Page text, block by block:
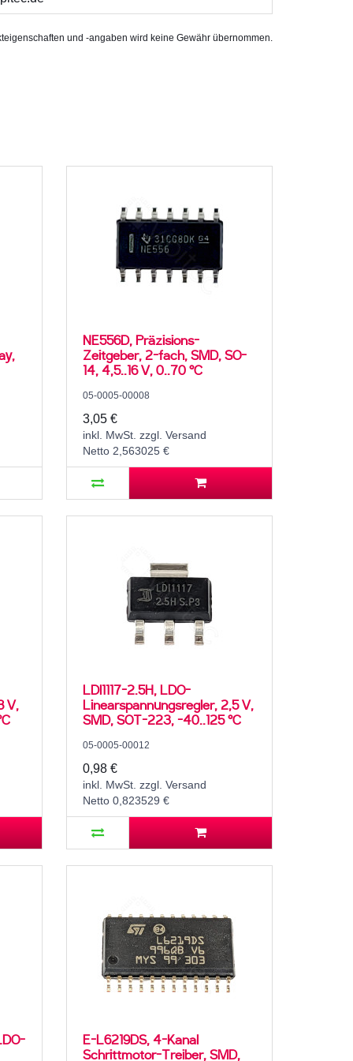
und -angaben wird keine Gewähr übernommen.
NE556D, Präzisions-
Zeitgeber, 2-fach, SMD, SO-
14, 4,5..16 V, 0..70 °C
05-0005-00008
3,05 €
inkl. MwSt. zzgl. Versand
Netto 2,563025 €
V,
LDI1117-2.5H, LDO-
Linearspannungsregler, 2,5 V,
SMD, SOT-223, -40..125 °C
05-0005-00012
0,98 €
inkl. MwSt. zzgl. Versand
Netto 0,823529 €
E-L6219DS, 4-Kanal
Schrittmotor-Treiber, SMD,